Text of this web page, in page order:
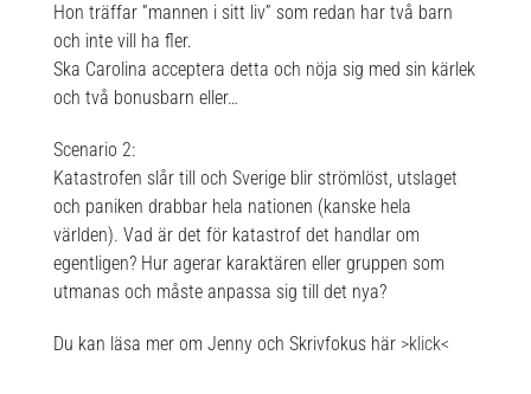
Hon träffar ”mannen i sitt liv” som redan har två barn
och inte vill ha fler.
Ska Carolina acceptera detta och nöja sig med sin kärlek
och två bonusbarn eller…
Scenario 2:
Katastrofen slår till och Sverige blir strömlöst, utslaget
och paniken drabbar hela nationen (kanske hela
världen). Vad är det för katastrof det handlar om
egentligen? Hur agerar karaktären eller gruppen som
utmanas och måste anpassa sig till det nya?
Du kan läsa mer om Jenny och Skrivfokus här >klick<